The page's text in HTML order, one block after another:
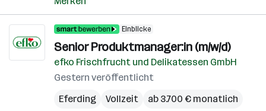
Einblicke
Senior Produktmanager:in (m/w/d)
efko Frischfrucht und Delikatessen GmbH
Gestern veröffentlicht
Eferding
Vollzeit ab 3.700 € monatlich